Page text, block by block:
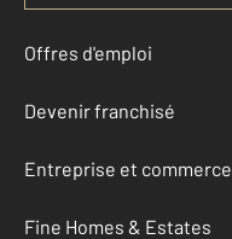
Offres d'emploi
Devenir franchisé
Entreprise et commerce
Fine Homes & Estates